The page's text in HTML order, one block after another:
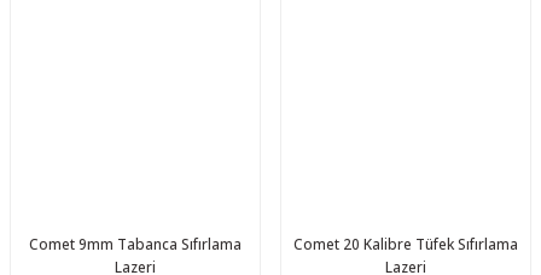
Comet 9mm Tabanca Sıfırlama
Lazeri
Comet 20 Kalibre Tüfek Sıfırlama
Lazeri